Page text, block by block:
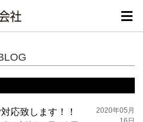
応致します！！
2020年05月